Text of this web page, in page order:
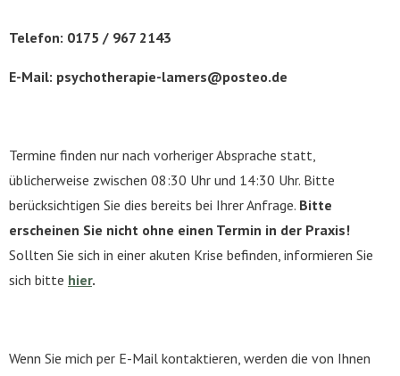
Telefon: 0175 / 967 2143
E-Mail: psychotherapie-lamers@posteo.de
Termine finden nur nach vorheriger Absprache statt,
üblicherweise zwischen 08:30 Uhr und 14:30 Uhr. Bitte
berücksichtigen Sie dies bereits bei Ihrer Anfrage. Bitte
erscheinen Sie nicht ohne einen Termin in der Praxis!
Sollten Sie sich in einer akuten Krise befinden, informieren Sie
sich bitte hier.
Wenn Sie mich per E-Mail kontaktieren, werden die von Ihnen